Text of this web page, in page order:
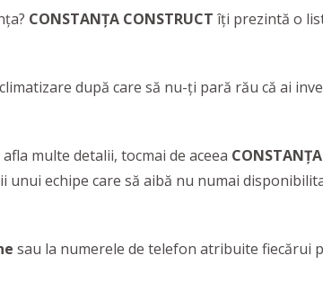
CONSTANȚA CONSTRUCT îți prezintă o
după care să nu-ți pară rău că ai
multe detalii, tocmai de aceea
echipe care să aibă nu numai
sau la numerele de telefon atribuite fiecărui